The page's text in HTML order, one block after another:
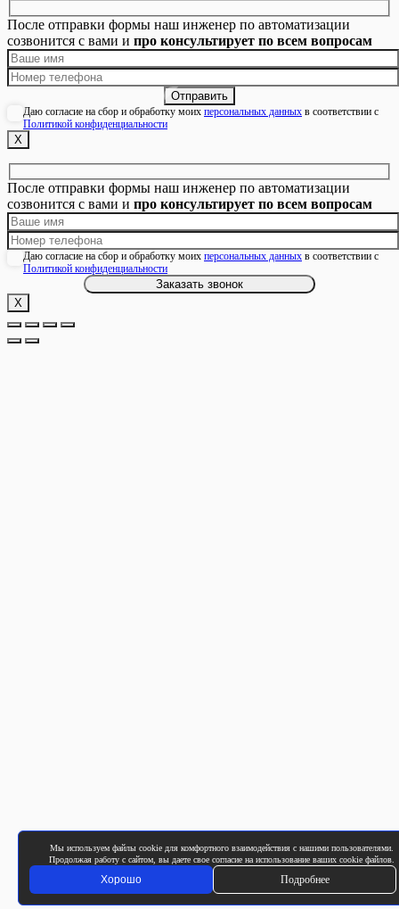
Мы используем файлы cookie для комфортного взаимодействия с нашими пользователями.
Продолжая работу с сайтом, вы даете свое согласие на использование ваших cookie файлов.
Хорошо Подробнее
После отправки формы наш инженер по автоматизации
созвонится с вами и про консультирует по всем вопросам
Даю согласие на сбор и обработку моих персональных данных в соответствии с
Политикой конфиденциальности
Х
После отправки формы наш инженер по автоматизации
созвонится с вами и про консультирует по всем вопросам
Даю согласие на сбор и обработку моих персональных данных в соответствии с
Политикой конфиденциальности
Х